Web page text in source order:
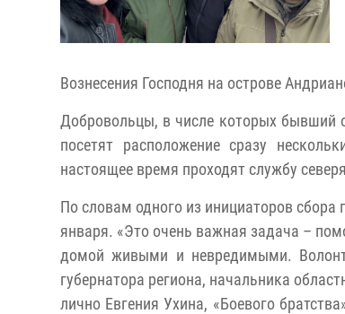
Вознесения Господня на острове
Добровольцы, в числе которых бывший
посетят расположение сразу
настоящее время проходят службу
По словам одного из инициаторов
января. «Это очень важная задача –
домой живыми и невредимыми.
губернатора региона, начальника
лично Евгения Ухина, «Боевого